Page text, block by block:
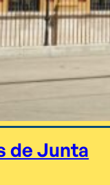
de Junta